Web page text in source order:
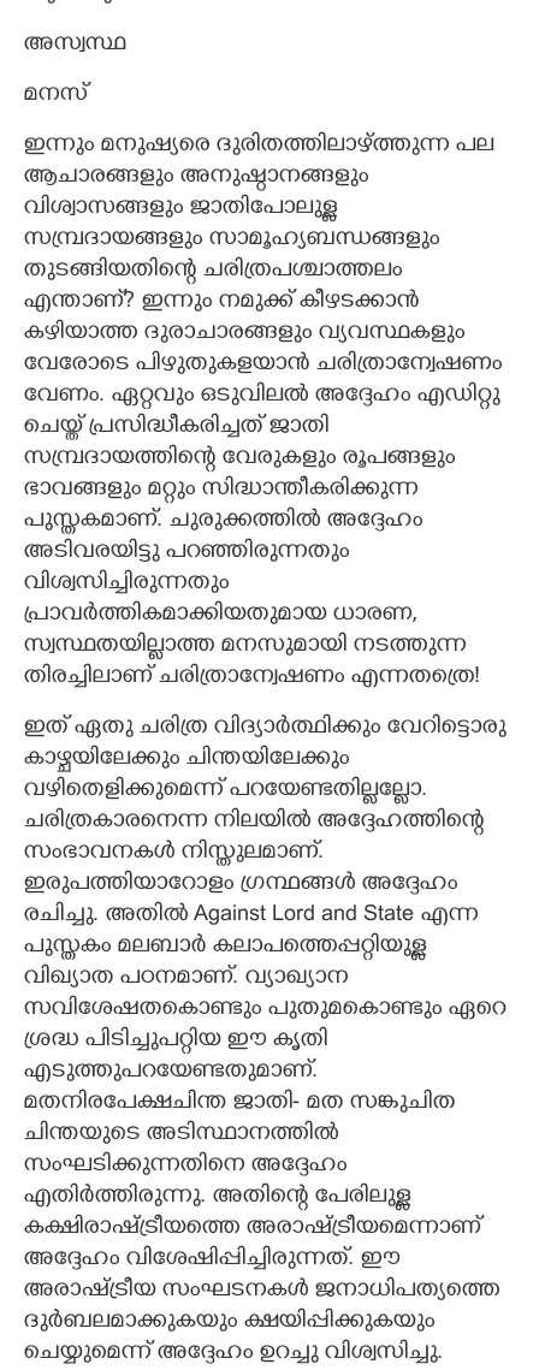
അസ്വസ്ഥ
മനസ്
ഇന്നും മനുഷ്യരെ ദുരിതത്തിലാഴ്ത്തുന്ന പല
ആചാരങ്ങളും അനുഷ്ഠാനങ്ങളും
വിശ്വാസങ്ങളും ജാതിപോലുള്ള
സമ്പ്രദായങ്ങളും സാമൂഹ്യബന്ധങ്ങളും
തുടങ്ങിയതിന്റെ ചരിത്രപശ്ചാത്തലം
എന്താണ്? ഇന്നും നമുക്ക് കീഴടക്കാൻ
കഴിയാത്ത ദുരാചാരങ്ങളും വ്യവസ്ഥകളും
വേരോടെ പിഴുതുകളയാൻ ചരിത്രാന്വേഷണം
വേണം. ഏറ്റവും ഒടുവിലൽ അദ്ദേഹം എഡിറ്റു
ചെയ്ത് പ്രസിദ്ധീകരിച്ചത് ജാതി
സമ്പ്രദായത്തിന്റെ വേരുകളും രൂപങ്ങളും
ഭാവങ്ങളും മറ്റും സിദ്ധാന്തീകരിക്കുന്ന
പുസ്തകമാണ്. ചുരുക്കത്തിൽ അദ്ദേഹം
അടിവരയിട്ടു പറഞ്ഞിരുന്നതും
വിശ്വസിച്ചിരുന്നതും
പ്രാവർത്തികമാക്കിയതുമായ ധാരണ,​
സ്വസ്ഥതയില്ലാത്ത മനസുമായി നടത്തുന്ന
തിരച്ചിലാണ് ചരിത്രാന്വേഷണം എന്നതത്രെ!
ഇത് ഏതു ചരിത്ര വിദ്യാർത്ഥിക്കും വേറിട്ടൊരു
കാഴ്ചയിലേക്കും ചിന്തയിലേക്കും
വഴിതെളിക്കുമെന്ന് പറയേണ്ടതില്ലല്ലോ.
ചരിത്രകാരനെന്ന നിലയിൽ അദ്ദേഹത്തിന്റെ
സംഭാവനകൾ നിസ്തുലമാണ്.
ഇരുപത്തിയാറോളം ഗ്രന്ഥങ്ങൾ അദ്ദേഹം
രചിച്ചു. അതിൽ Against Lord and State എന്ന
പുസ്തകം മലബാർ കലാപത്തെപ്പറ്റിയുള്ള
വിഖ്യാത പഠനമാണ്. വ്യാഖ്യാന
സവിശേഷതകൊണ്ടും പുതുമകൊണ്ടും ഏറെ
ശ്രദ്ധ പിടിച്ചുപറ്റിയ ഈ കൃതി
എടുത്തുപറയേണ്ടതുമാണ്.
മതനിരപേക്ഷചിന്ത ജാതി- മത സങ്കുചിത
ചിന്തയുടെ അടിസ്ഥാനത്തിൽ
സംഘടിക്കുന്നതിനെ അദ്ദേഹം
എതിർത്തിരുന്നു. അതിന്റെ പേരിലുള്ള
കക്ഷിരാഷ്ട്രീയത്തെ അരാഷ്ട്രീയമെന്നാണ്
അദ്ദേഹം വിശേഷിപ്പിച്ചിരുന്നത്. ഈ
അരാഷ്ട്രീയ സംഘടനകൾ ജനാധിപത്യത്തെ
ദുർബലമാക്കുകയും ക്ഷയിപ്പിക്കുകയും
ചെയ്യുമെന്ന് അദ്ദേഹം ഉറച്ചു വിശ്വസിച്ചു.